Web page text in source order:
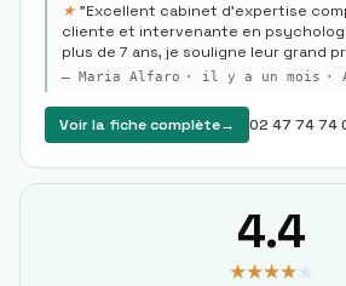
★ "Excellent cabinet d’expertise
cliente et intervenante en
plus de 7 ans, je souligne leur grand
— Maria Alfaro · il y a un mois ·
Voir la fiche complète→ 02 47 74 74
4.4
★★★★